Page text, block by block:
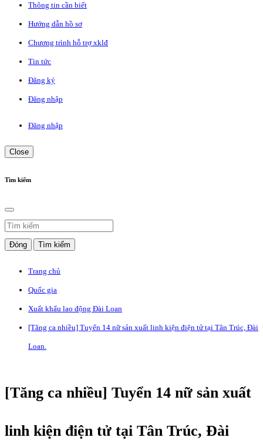
Thông tin cần biết
Hướng dẫn hồ sơ
Chương trình hỗ trợ xklđ
Tin tức
Đăng ký
Đăng nhập
Đăng nhập
Close
Tìm kiếm
Đóng Tìm kiếm
Trang chủ
Quốc gia
Xuất khẩu lao động Đài Loan
[Tăng ca nhiều] Tuyển 14 nữ sản xuất linh kiện điện tử tại Tân Trúc, Đài
Loan.
[Tăng ca nhiều] Tuyển 14 nữ sản xuất
linh kiện điện tử tại Tân Trúc, Đài